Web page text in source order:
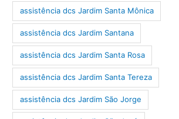
assistência dcs Jardim Santa Mônica
assistência dcs Jardim Santana
assistência dcs Jardim Santa Rosa
assistência dcs Jardim Santa Tereza
assistência dcs Jardim São Jorge